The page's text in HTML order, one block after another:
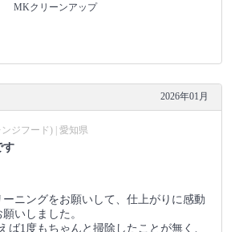
MKクリーンアップ
2026年01月
ジフード) | 愛知県
す
ニングをお願いして、仕上がりに感動
いしました。
ば1度もちゃんと掃除したことが無く、